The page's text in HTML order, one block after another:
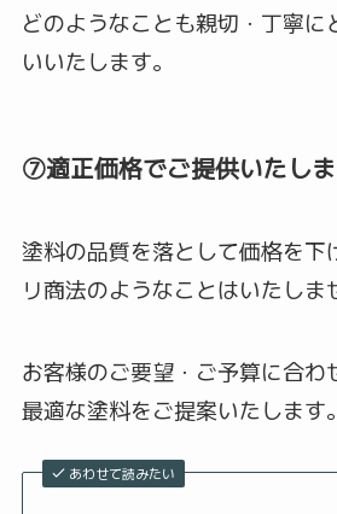
どのようなことも親切・丁寧に
いいたします。
⑦適正価格でご提供いたしま
塗料の品質を落として価格を下
リ商法のようなことはいたしま
お客様のご要望・ご予算に合わ
最適な塗料をご提案いたします。
あわせて読みたい